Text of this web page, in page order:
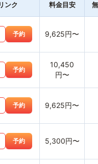
リンク 料金目安
予約 9,625円〜
予約
10,450
円〜
予約 9,625円〜
予約 5,300円〜